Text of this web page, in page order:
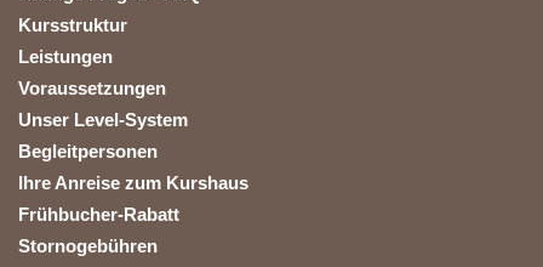
Kursstruktur
Leistungen
Voraussetzungen
Unser Level-System
Begleitpersonen
Ihre Anreise zum Kurshaus
Frühbucher-Rabatt
Stornogebühren